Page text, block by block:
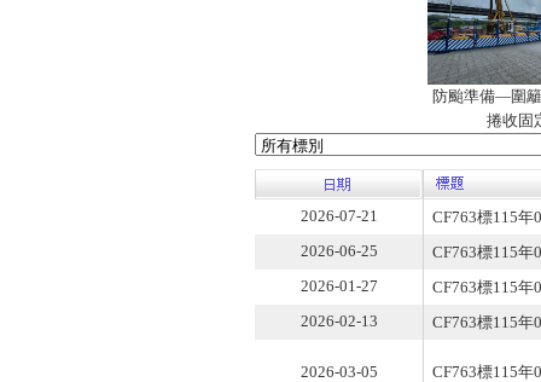
防颱準備—圍
捲收固
2026-07-21
CF763標115年
2026-06-25
CF763標115年
2026-01-27
CF763標115年
2026-02-13
CF763標115年
2026-03-05 CF763標115年